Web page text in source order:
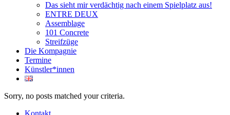
Das sieht mir verdächtig nach einem Spielplatz aus!
ENTRE DEUX
Assemblage
101 Concrete
Streifzüge
Die Kompagnie
Termine
Künstler*innen
Sorry, no posts matched your criteria.